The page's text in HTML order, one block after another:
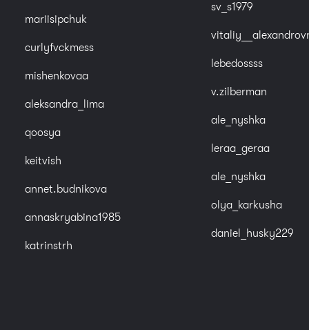
mariisipchuk
curlyfvckmess
mishenkovaa
aleksandra_lima
qoosya
keitvish
annet.budnikova
annaskryabina1985
katrinstrh
sv_s1979
lebedossss
v.zilberman
ale_nyshka
leraa_geraa
ale_nyshka
olya_karkusha
daniel_husky229